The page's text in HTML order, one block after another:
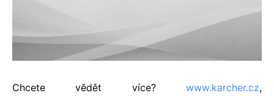
Chcete vědět více? www.karcher.cz,